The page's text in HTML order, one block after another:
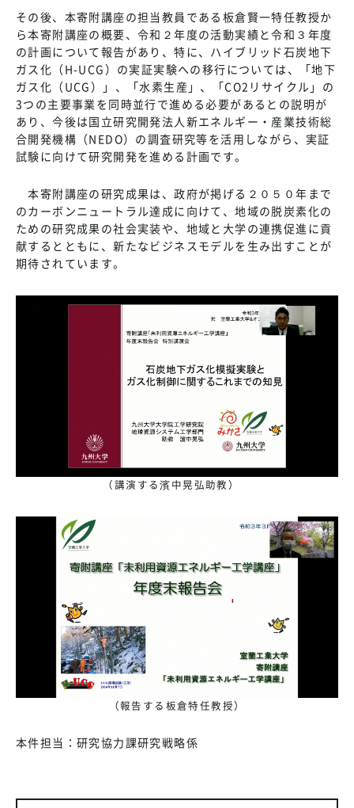
その後、本寄附講座の担当教員である板倉賢一特任教授か
ら本寄附講座の概要、令和２年度の活動実績と令和３年度
の計画について報告があり、特に、ハイブリッド石炭地下
ガス化（H-UCG）の実証実験への移行については、「地下
ガス化（UCG）」、「水素生産」、「CO2リサイクル」の
3つの主要事業を同時並行で進める必要があるとの説明が
あり、今後は国立研究開発法人新エネルギー・産業技術総
合開発機構（NEDO）の調査研究等を活用しながら、実証
試験に向けて研究開発を進める計画です。
本寄附講座の研究成果は、政府が掲げる２０５０年まで
のカーボンニュートラル達成に向けて、地域の脱炭素化の
ための研究成果の社会実装や、地域と大学の連携促進に貢
献するとともに、新たなビジネスモデルを生み出すことが
期待されています。
（講演する濱中晃弘助教）
（報告する板倉特任教授）
本件担当：研究協力課研究戦略係